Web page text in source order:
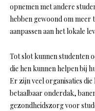
opnemen met andere
hebben gewoond om meer
aanpassen aan het lokale
Tot slot kunnen studenten
die hen kunnen helpen bij
Er zijn veel organisaties
betaalbaar onderdak,
gezondheidszorg voor